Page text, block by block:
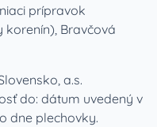
prípravok
korenín), Bravčová
a.s.
do: dátum uvedený v
dne plechovky.